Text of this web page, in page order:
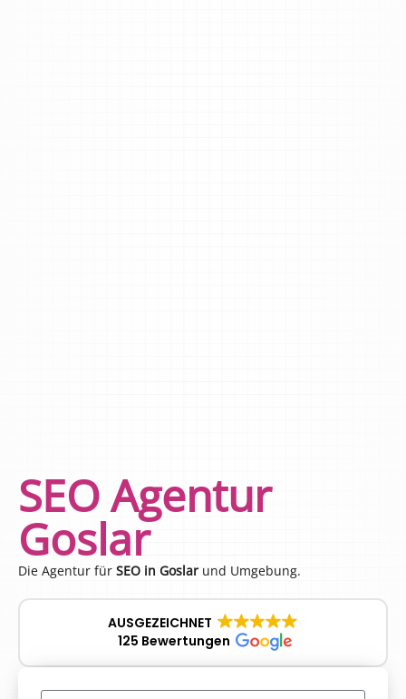
SEO Agentur
Goslar
Die Agentur für SEO in Goslar und Umgebung.
AUSGEZEICHNET
125 Bewertungen